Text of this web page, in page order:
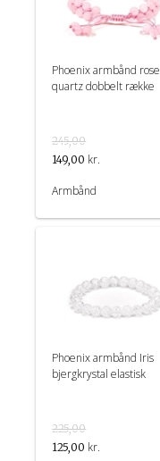
Phoenix armbånd rose
quartz dobbelt række
245,00
149,00 kr.
Armbånd
Phoenix armbånd Iris
bjergkrystal elastisk
225,00
125,00 kr.